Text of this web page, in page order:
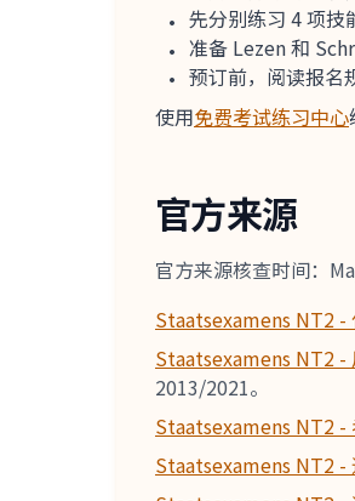
先分别练习 4 项技
准备 Lezen 和
预订前，阅读报名
使用免费考试练习中心
官方来源
官方来源核查时间：
Staatsexamens NT2
Staatsexamens NT2
2013/2021。
Staatsexamens NT2 -
Staatsexamens NT2 -